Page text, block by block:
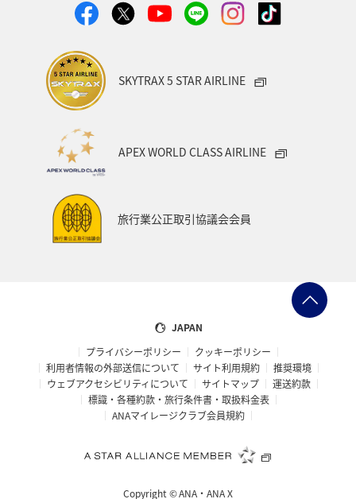
フォトジェニックな写真を撮る 福島県 茨城県
ANAグルメマイル
趣味 日本の歴史・文化・芸術
マイルを使う
SKYTRAX 5 STAR AIRLINE
APEX WORLD CLASS AIRLINE
旅行業公正取引協議会会員
JAPAN
プライバシーポリシー
クッキーポリシー
利用者情報の外部送信について
サイト利用規約
推奨環境
ウェブアクセシビリティについて
サイトマップ
運送約款
標識・各種約款・旅行条件書・取扱料金表
ANAマイレージクラブ会員規約
Copyright ©ANA・ANA X